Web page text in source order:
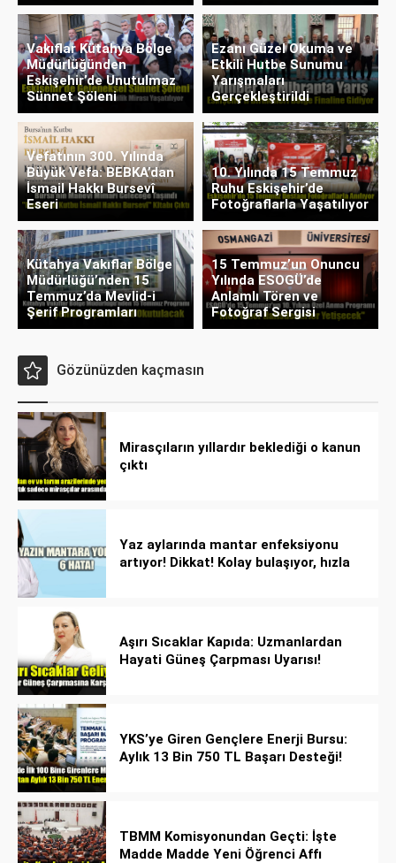
Vakıflar Kütahya Bölge
Müdürlüğünden
Eskişehir’de Unutulmaz
Sünnet Şöleni
Ezanı Güzel Okuma ve
Etkili Hutbe Sunumu
Yarışmaları
Gerçekleştirildi
Vefatının 300. Yılında
Büyük Vefa: BEBKA’dan
İsmail Hakkı Bursevî
Eseri
10. Yılında 15 Temmuz
Ruhu Eskişehir’de
Fotoğraflarla Yaşatılıyor
Kütahya Vakıflar Bölge
Müdürlüğü’nden 15
Temmuz’da Mevlid-i
Şerif Programları
15 Temmuz’un Onuncu
Yılında ESOGÜ’de
Anlamlı Tören ve
Fotoğraf Sergisi
Gözünüzden kaçmasın
Mirasçıların yıllardır beklediği o kanun
çıktı
Yaz aylarında mantar enfeksiyonu
artıyor! Dikkat! Kolay bulaşıyor, hızla
Aşırı Sıcaklar Kapıda: Uzmanlardan
Hayati Güneş Çarpması Uyarısı!
YKS’ye Giren Gençlere Enerji Bursu:
Aylık 13 Bin 750 TL Başarı Desteği!
TBMM Komisyonundan Geçti: İşte
Madde Madde Yeni Öğrenci Affı